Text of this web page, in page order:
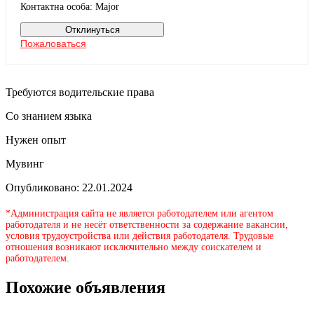
Контактна особа: Major
Отклинуться
Пожаловаться
Требуются водительские права
Со знанием языка
Нужен опыт
Мувинг
Опубликовано: 22.01.2024
*Администрация сайта не является работодателем или агентом
работодателя и не несёт ответственности за содержание вакансии,
условия трудоустройства или действия работодателя. Трудовые
отношения возникают исключительно между соискателем и
работодателем.
Похожие объявления